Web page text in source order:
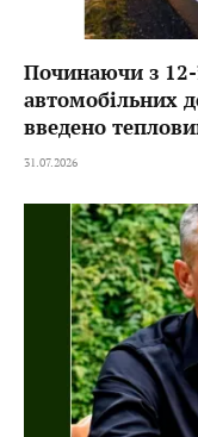
Починаючи з 12-
автомобільних
введено
31.07.2026